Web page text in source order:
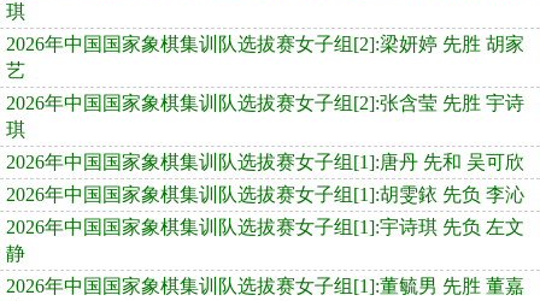
琪
2026年中国国家象棋集训队选拔赛女子组[2]:梁妍婷 先胜 胡家
艺
2026年中国国家象棋集训队选拔赛女子组[2]:张含莹 先胜 宇诗
琪
2026年中国国家象棋集训队选拔赛女子组[1]:唐丹 先和 吴可欣
2026年中国国家象棋集训队选拔赛女子组[1]:胡雯銥 先负 李沁
2026年中国国家象棋集训队选拔赛女子组[1]:宇诗琪 先负 左文
静
2026年中国国家象棋集训队选拔赛女子组[1]:董毓男 先胜 董嘉